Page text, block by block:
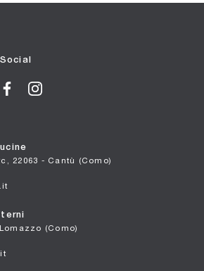
Social
22063 - Cantù (Como)
(Como)